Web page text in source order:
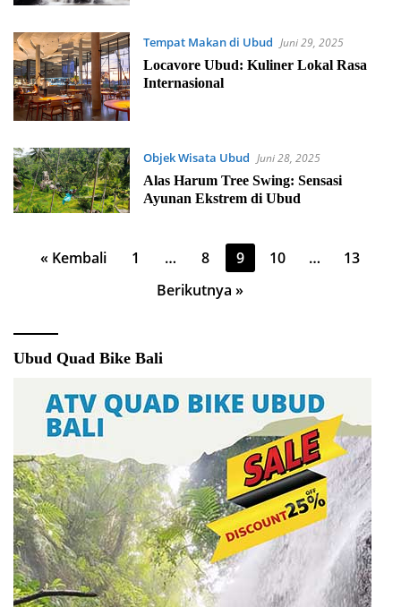
Tempat Makan di Ubud Juni 29, 2025
Locavore Ubud: Kuliner Lokal Rasa
Internasional
Objek Wisata Ubud Juni 28, 2025
Alas Harum Tree Swing: Sensasi
Ayunan Ekstrem di Ubud
Paginasi
« Kembali 1 … 8 9 10 …
13
Berikutnya »
Ubud Quad Bike Bali